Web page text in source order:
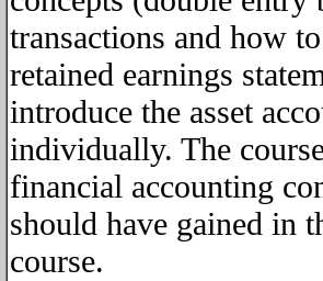
transactions and how
retained earnings
introduce the asset
individually. The
financial accounting
should have gained in
course.